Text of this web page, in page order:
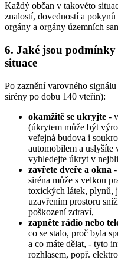
Každý občan v takovéto
znalostí, dovedností a
orgány a orgány územních
6. Jaké jsou
situace
Po zaznění varovného
sirény po dobu 140 vteřin):
okamžitě se ukryjte -
(úkrytem může být
veřejná budova i
automobilem a uslyšíte
vyhledejte úkryt v
zavřete dveře a okna
siréna může s velkou
toxických látek, plynů,
uzavřením prostoru
poškození zdraví,
zapněte rádio nebo
co se stalo, proč byla
a co máte dělat, - tyto
rozhlasem, popř.